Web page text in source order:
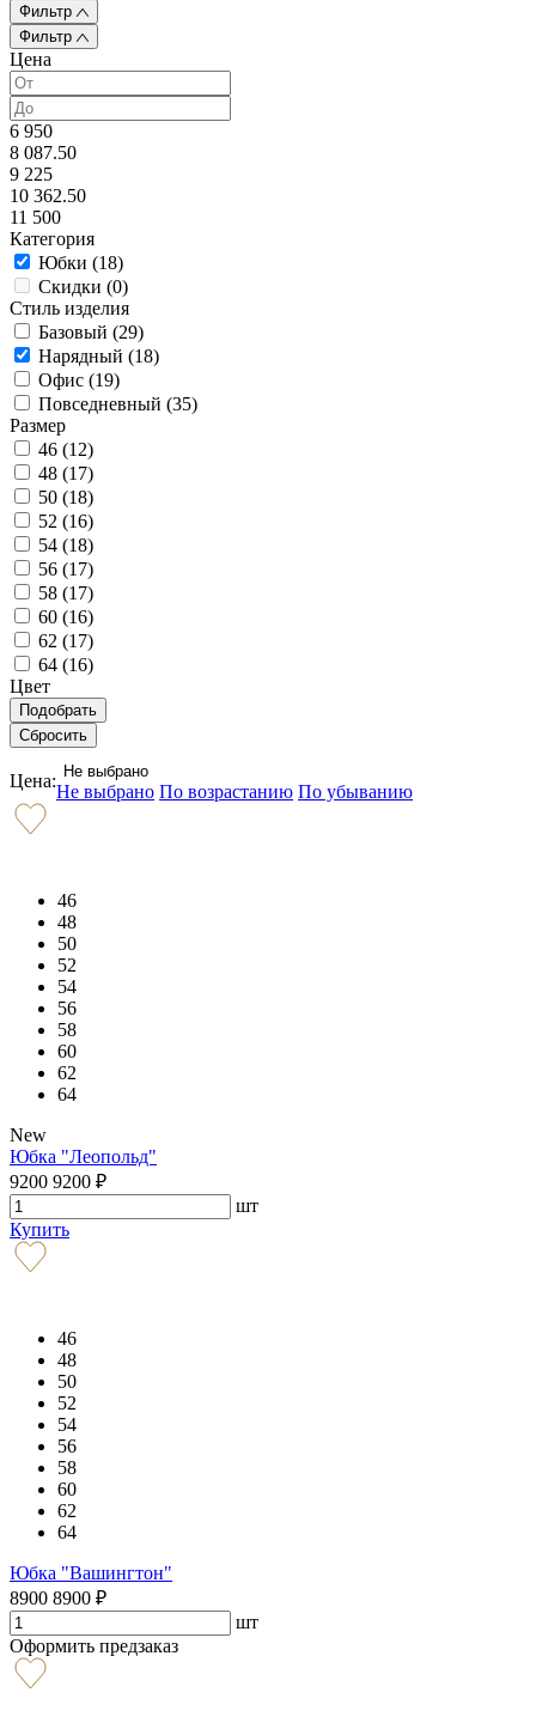
Фильтр
Фильтр
Цена
6 950
8 087.50
9 225
10 362.50
11 500
Категория
Юбки (18)
Скидки (0)
Стиль изделия
Базовый (29)
Нарядный (18)
Офис (19)
Повседневный (35)
Размер
46 (12)
48 (17)
50 (18)
52 (16)
54 (18)
56 (17)
58 (17)
60 (16)
62 (17)
64 (16)
Цвет
Цена: Не выбрано
Не выбрано По возрастанию По убыванию
46
48
50
52
54
56
58
60
62
64
New
Юбка "Леопольд"
9200 9200 ₽
шт
Купить
46
48
50
52
54
56
58
60
62
64
Юбка "Вашингтон"
8900 8900 ₽
шт
Оформить предзаказ